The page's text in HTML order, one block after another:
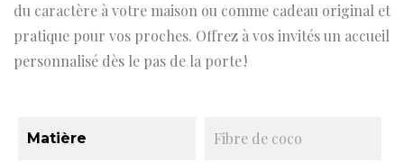
du caractère à votre maison ou comme cadeau original et
pratique pour vos proches. Offrez à vos invités un accueil
personnalisé dès le pas de la porte !
Matière Fibre de coco